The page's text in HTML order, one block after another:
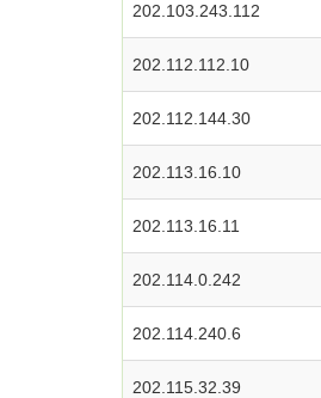
202.103.243.112
202.112.112.10
202.112.144.30
202.113.16.10
202.113.16.11
202.114.0.242
202.114.240.6
202.115.32.39